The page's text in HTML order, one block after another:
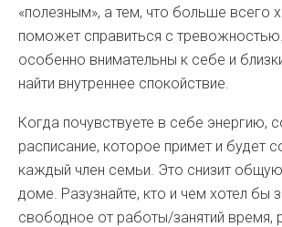
«полезным», а тем, что больше всего
поможет справиться с
особенно внимательны к себе и
найти внутреннее спокойствие.
Когда почувствуете в себе энергию,
расписание, которое примет и будет
каждый член семьи. Это снизит
доме. Разузнайте, кто и чем хотел бы
свободное от работы/занятий время,